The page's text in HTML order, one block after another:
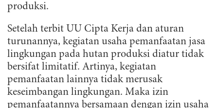
produksi.
Setelah terbit UU Cipta Kerja dan aturan
turunannya, kegiatan usaha pemanfaatan jasa
lingkungan pada hutan produksi diatur tidak
bersifat limitatif. Artinya, kegiatan
pemanfaatan lainnya tidak merusak
keseimbangan lingkungan. Maka izin
pemanfaatannya bersamaan dengan izin usaha